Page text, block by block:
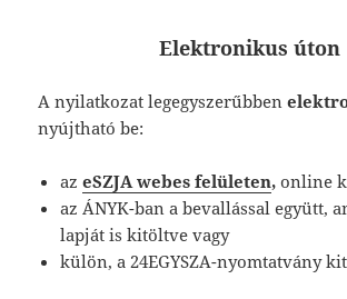
Elektronikus úton
A nyilatkozat legegyszerűbben
nyújtható be:
azeSZJA webes felületen, online
az ÁNYK-ban a bevallással együtt,
lapját is kitöltve vagy
külön, a 24EGYSZA-nyomtatvány